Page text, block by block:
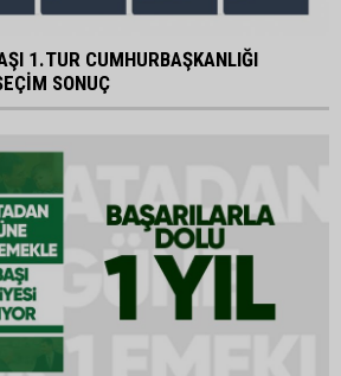
1.TUR CUMHURBAŞKANLIĞI
SONUÇ